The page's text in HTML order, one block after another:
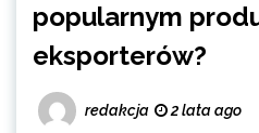
popularnym
eksporterów?
redakcja 2 lata ago